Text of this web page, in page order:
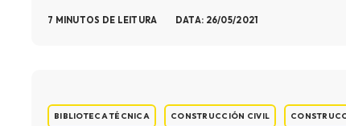
7 MINUTOS DE LEITURA DATA: 26/05/2021
BIBLIOTECA TÉCNICA CONSTRUCCIÓN CIVIL